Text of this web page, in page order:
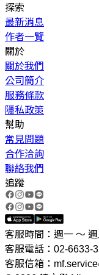
探索
最新消息
作者一覽
關於
關於我們
公司簡介
服務條款
隱私政策
幫助
常見問題
合作洽詢
聯絡我們
追蹤
客服時間：週一 ～
客服電話：02-6633-
客服信箱：